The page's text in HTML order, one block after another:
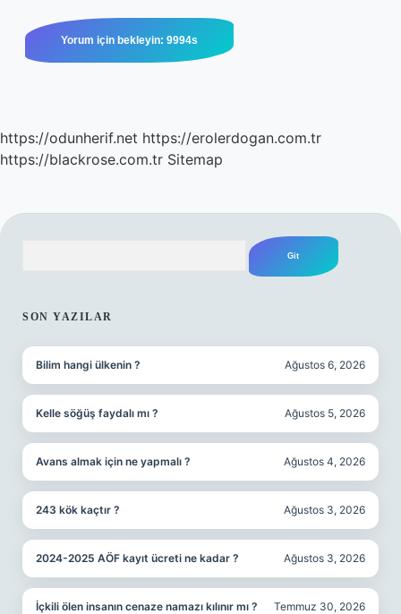
https://odunherif.net https://erolerdogan.com.tr
https://blackrose.com.tr Sitemap
SON YAZILAR
Bilim hangi ülkenin ? Ağustos 6, 2026
Kelle söğüş faydalı mı ? Ağustos 5, 2026
Avans almak için ne yapmalı ? Ağustos 4, 2026
243 kök kaçtır ? Ağustos 3, 2026
2024-2025 AÖF kayıt ücreti ne kadar ? Ağustos 3, 2026
İçkili ölen insanın cenaze namazı kılınır mı ? Temmuz 30, 2026